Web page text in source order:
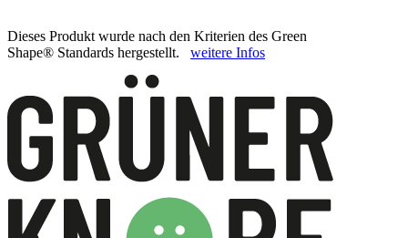
Dieses Produkt wurde nach den Kriterien des Green
Shape® Standards hergestellt. weitere Infos